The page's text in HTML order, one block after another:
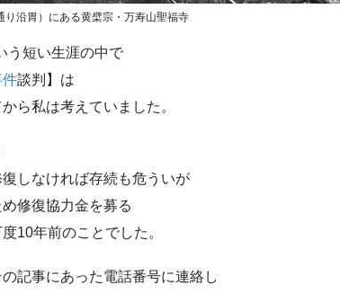
り沿胃）にある黄檗宗・万寿山聖福寺
う短い生涯の中で
件談判】は
ら私は考えていました。
しなければ存続も危ういが
修復協力金を募る
10年前のことでした。
記事にあった電話番号に連絡し